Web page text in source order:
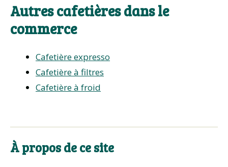
Autres cafetières dans le
commerce
Cafetière expresso
Cafetière à filtres
Cafetière à froid
À propos de ce site